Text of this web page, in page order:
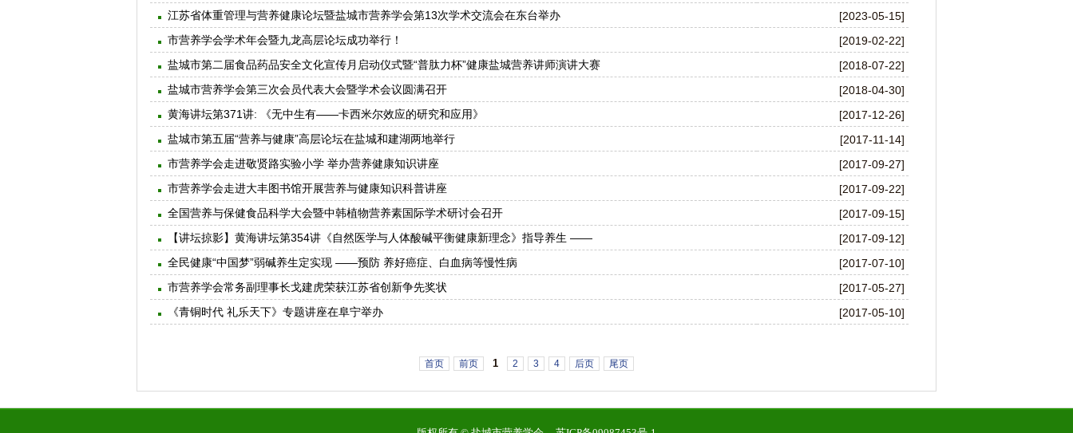
江苏省体重管理与营养健康论坛暨盐城市营养学会第13次学术交流会在东台举办
[2023-05-15]
市营养学会学术年会暨九龙高层论坛成功举行！
[2019-02-22]
盐城市第二届食品药品安全文化宣传月启动仪式暨“普肽力杯”健康盐城营养讲师演讲大赛
[2018-07-22]
盐城市营养学会第三次会员代表大会暨学术会议圆满召开
[2018-04-30]
黄海讲坛第371讲: 《无中生有——卡西米尔效应的研究和应用》
[2017-12-26]
盐城市第五届“营养与健康”高层论坛在盐城和建湖两地举行
[2017-11-14]
市营养学会走进敬贤路实验小学 举办营养健康知识讲座
[2017-09-27]
市营养学会走进大丰图书馆开展营养与健康知识科普讲座
[2017-09-22]
全国营养与保健食品科学大会暨中韩植物营养素国际学术研讨会召开
[2017-09-15]
【讲坛掠影】黄海讲坛第354讲《自然医学与人体酸碱平衡健康新理念》指导养生 ——
[2017-09-12]
全民健康“中国梦”弱碱养生定实现 ——预防 养好癌症、白血病等慢性病
[2017-07-10]
市营养学会常务副理事长戈建虎荣获江苏省创新争先奖状
[2017-05-27]
《青铜时代 礼乐天下》专题讲座在阜宁举办
[2017-05-10]
首页 前页 1 2 3 4 后页 尾页